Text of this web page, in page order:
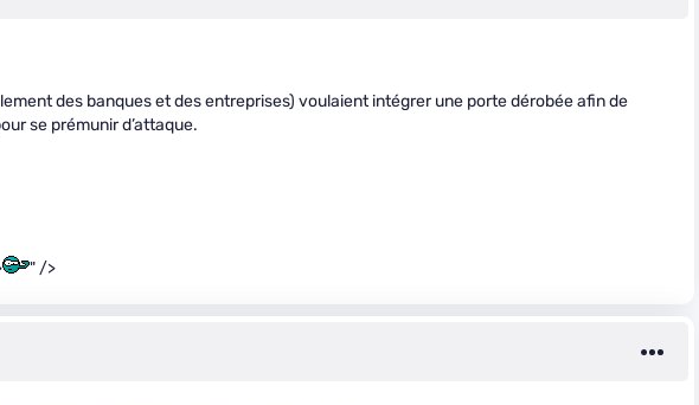
des banques et des entreprises) voulaient intégrer une porte dérobée afin de
se prémunir d’attaque.
" />